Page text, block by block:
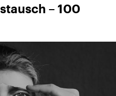
– 100